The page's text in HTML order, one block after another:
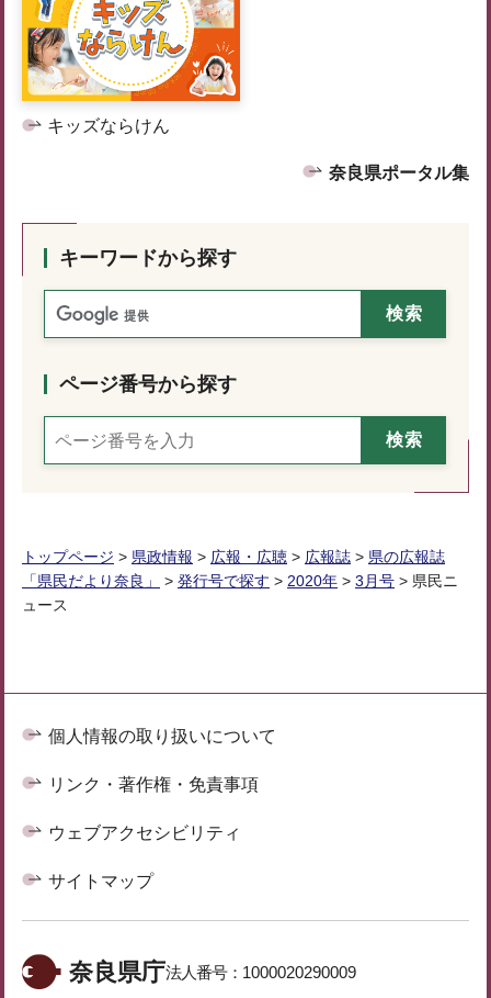
キッズならけん
奈良県ポータル集
キーワードから探す
ページ番号から探す
トップページ > 県政情報 > 広報・広聴 > 広報誌 > 県の広報誌
「県民だより奈良」
> 発行号で探す > 2020年 > 3月号 > 県民ニ
ュース
個人情報の取り扱いについて
リンク・著作権・免責事項
ウェブアクセシビリティ
サイトマップ
奈良県庁法人番号： 1000020290009